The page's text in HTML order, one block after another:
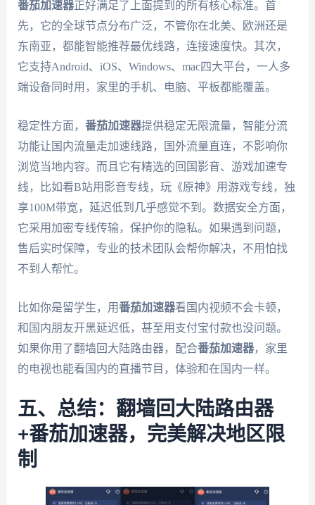
番茄加速器正好满足了上面提到的所有核心标准。首
先，它的全球节点分布广泛，不管你在北美、欧洲还是
东南亚，都能智能推荐最优线路，连接速度快。其次，
它支持Android、iOS、Windows、mac四大平台，一人多
端设备同时用，家里的手机、电脑、平板都能覆盖。
稳定性方面， 番茄加速器提供稳定无限流量，智能分流
功能让国内流量走加速线路，国外流量直连，不影响你
浏览当地内容。而且它有精选的回国影音、游戏加速专
线，比如看B站用影音专线，玩《原神》用游戏专线，独
享100M带宽，延迟低到几乎感觉不到。数据安全方面，
它采用加密专线传输，保护你的隐私。如果遇到问题，
售后实时保障，专业的技术团队会帮你解决，不用怕找
不到人帮忙。
比如你是留学生，用番茄加速器看国内视频不会卡顿，
和国内朋友开黑延迟低，甚至用支付宝付款也没问题。
如果你用了翻墙回大陆路由器，配合番茄加速器，家里
的电视也能看国内的直播节目，体验和在国内一样。
五、总结：翻墙回大陆路由器
+番茄加速器，完美解决地区限
制